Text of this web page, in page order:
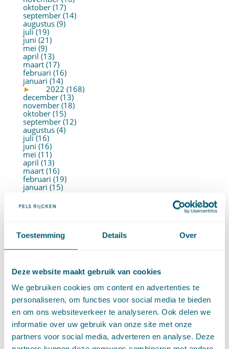
Toestemming Details Over
Deze website maakt gebruik van cookies
We gebruiken cookies om content en advertenties te
personaliseren, om functies voor social media te bieden
en om ons websiteverkeer te analyseren. Ook delen we
informatie over uw gebruik van onze site met onze
partners voor social media, adverteren en analyse. Deze
oktober (17)
september (14)
augustus (9)
juli (19)
juni (21)
mei (9)
april (13)
maart (17)
februari (16)
januari (14)
►
2022 (168)
december (13)
november (18)
oktober (15)
september (12)
augustus (4)
juli (16)
juni (16)
mei (11)
april (13)
maart (16)
februari (19)
januari (15)
►
december (15)
november (9)
augustus (7)
juni (14)
april (11)
maart (14)
februari (11)
januari (15)
►
2020 (154)
december (6)
november (14)
oktober (14)
september (8)
augustus (2)